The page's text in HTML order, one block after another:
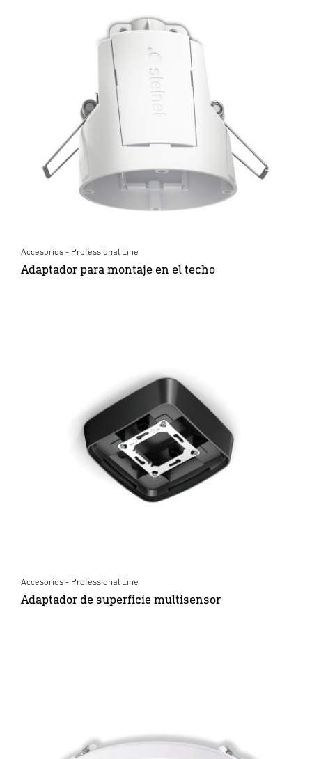
Accesorios - Professional Line
Adaptador para montaje en el techo
Accesorios - Professional Line
Adaptador de superficie multisensor